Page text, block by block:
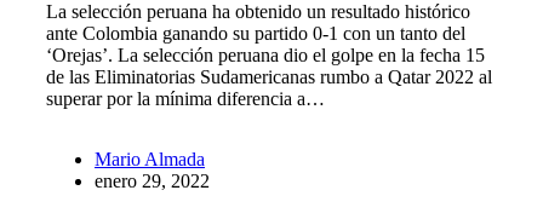
La selección peruana ha obtenido un resultado histórico
ante Colombia ganando su partido 0-1 con un tanto del
‘Orejas’. La selección peruana dio el golpe en la fecha 15
de las Eliminatorias Sudamericanas rumbo a Qatar 2022 al
superar por la mínima diferencia a…
Mario Almada
enero 29, 2022